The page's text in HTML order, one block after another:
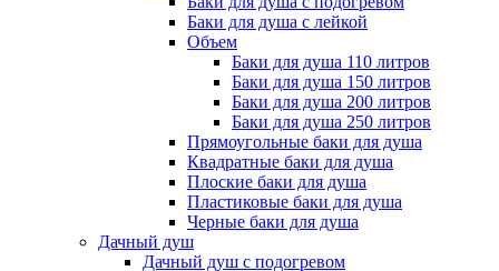
Баки для душа с лейкой
Объем
Баки для душа 110 литров
Баки для душа 150 литров
Баки для душа 200 литров
Баки для душа 250 литров
Прямоугольные баки для душа
Квадратные баки для душа
Плоские баки для душа
Пластиковые баки для душа
Черные баки для душа
Дачный душ
Дачный душ с подогревом